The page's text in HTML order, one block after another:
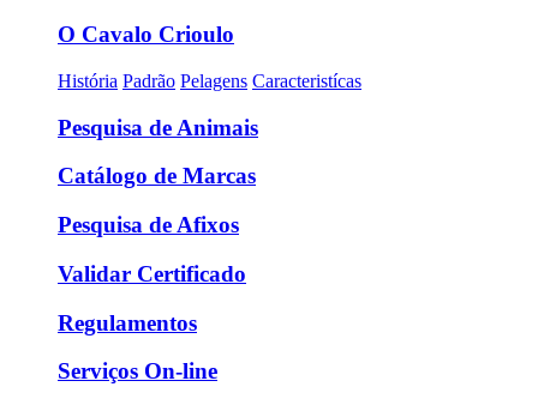
O Cavalo Crioulo
História Padrão Pelagens Caracteristícas
Pesquisa de Animais
Catálogo de Marcas
Pesquisa de Afixos
Validar Certificado
Regulamentos
Serviços On-line